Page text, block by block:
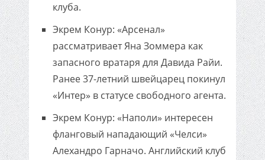
клуба.
Экрем Конур: «Арсенал»
рассматривает Яна Зоммера как
запасного вратаря для Давида Райи.
Ранее 37-летний швейцарец покинул
«Интер» в статусе свободного агента.
Экрем Конур: «Наполи» интересен
фланговый нападающий «Челси»
Алехандро Гарначо. Английский клуб